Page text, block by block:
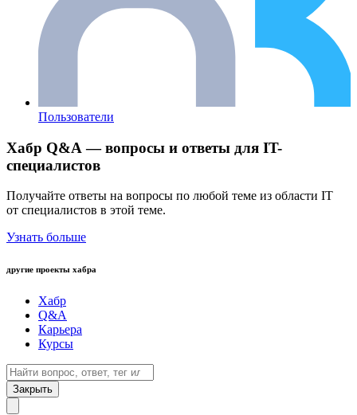
Пользователи
Хабр Q&A — вопросы и ответы для IT-
специалистов
Получайте ответы на вопросы по любой теме из области IT
от специалистов в этой теме.
Узнать больше
другие проекты хабра
Хабр
Q&A
Карьера
Курсы
Закрыть